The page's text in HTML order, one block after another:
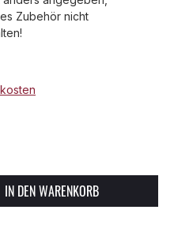
Zubehör nicht
den
IN DEN WARENKORB